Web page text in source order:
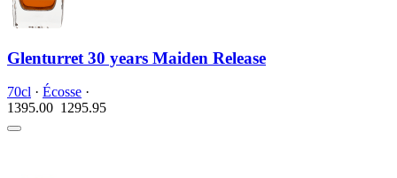
Glenturret 30 years Maiden Release
70cl · Écosse ·
1395.00 1295.95